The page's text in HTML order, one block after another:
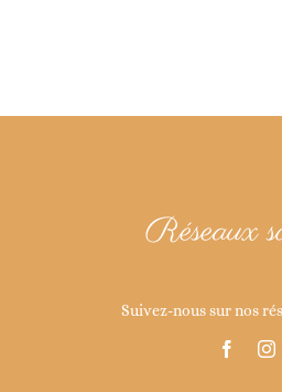
Réseaux
Suivez-nous sur nos